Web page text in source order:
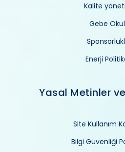
Kalite
Gebe
Enerji
Yasal Metinler
Site Kullanım
Bilgi Güvenliği